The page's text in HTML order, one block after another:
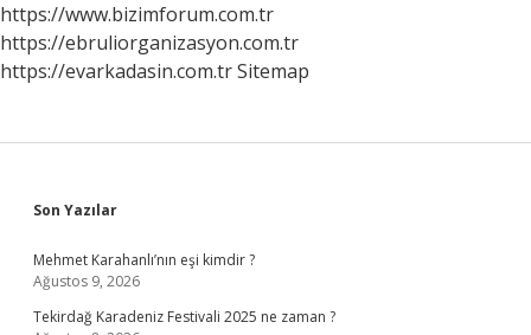
https://www.bizimforum.com.tr
https://ebruliorganizasyon.com.tr
https://evarkadasin.com.trSitemap
Sidebar
Son Yazılar
Mehmet Karahanlı’nın eşi kimdir ?
Ağustos 9, 2026
Tekirdağ Karadeniz Festivali 2025 ne zaman ?